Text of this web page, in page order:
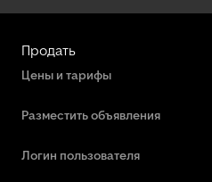
Продать
Цены и тарифы
Разместить объявления
Логин пользователя